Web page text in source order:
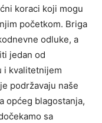
koraci koji mogu
početkom. Briga
odluke, a
jedan od
i kvalitetnijem
podržavaju naše
općeg blagostanja,
sa